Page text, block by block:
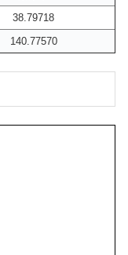
38.79718
140.77570